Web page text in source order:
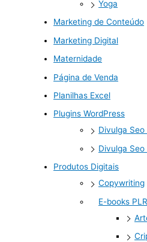
Yoga
Marketing de Conteúdo
Marketing Digital
Maternidade
Página de Venda
Planilhas Excel
Plugins WordPress
Divulga Seo
Divulga Seo
Produtos Digitais
Copywriting
E-books PLR